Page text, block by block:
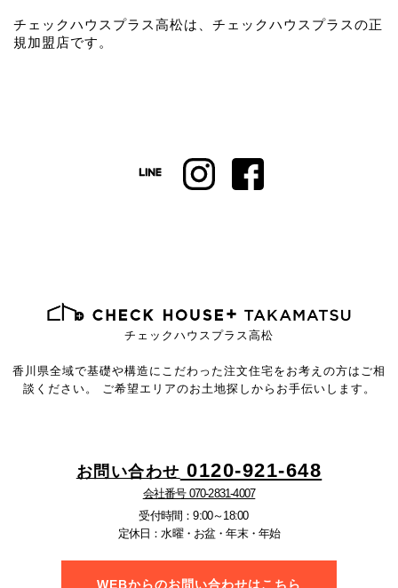
チェックハウスプラス高松は、チェックハウスプラスの正
規加盟店です。
チェックハウスプラス高松
香川県全域で基礎や構造にこだわった注文住宅を お考えの方はご相
談ください。
ご希望エリアのお土地探しからお手伝いします。
お問い合わせ 0120-921-648
会社番号 070-2831-4007
受付時間：9:00～18:00
定休日：水曜・お盆・年末・年始
WEBからのお問い合わせはこちら